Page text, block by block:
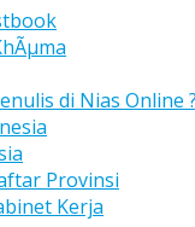
di Nias Online ?
Provinsi
Kerja